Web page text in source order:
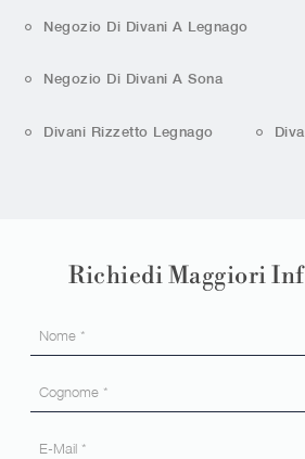
Negozio Di Divani A Legnago
Negozio Di Divani A Sona
Divani Rizzetto Legnago
Richiedi Maggiori